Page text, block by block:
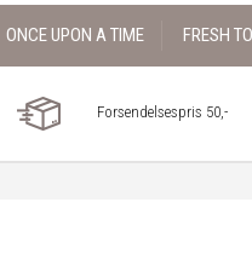
ONCE UPON A TIME FRESH
Forsendelsespris 50,-